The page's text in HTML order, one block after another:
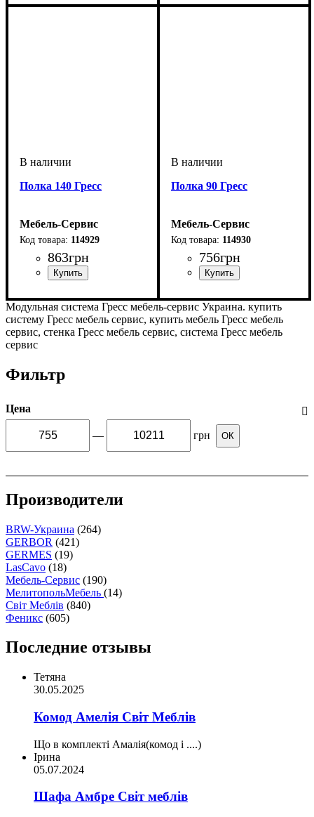
Полка 140 Гресс
Мебель-Сервис
114929
863грн
Полка 90 Гресс
Мебель-Сервис
114930
756грн
Модульная система Гресс мебель-сервис Украина. купить
систему Гресс мебель сервис, купить мебель Гресс мебель
сервис, стенка Гресс мебель сервис, система Гресс мебель
сервис
Фильтр
Цена
— грн ОК
Производители
BRW-Украина (264)
GERBOR (421)
GERMES (19)
LasCavo (18)
Мебель-Сервис (190)
МелитопольМебель (14)
Світ Меблів (840)
Феникс (605)
Последние отзывы
Тетяна
30.05.2025
Комод Амелія Світ Меблів
Що в комплекті Амалія(комод і ....)
Ірина
05.07.2024
Шафа Амбре Світ меблів